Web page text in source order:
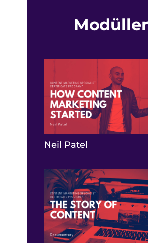
Modüller
Neil Patel